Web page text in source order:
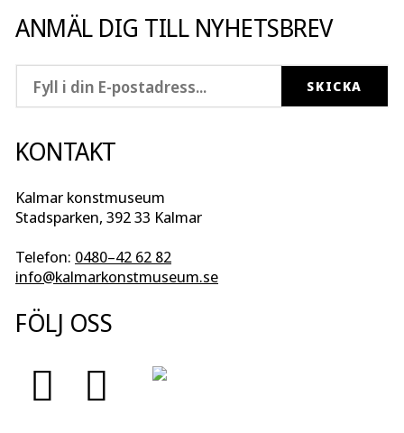
ANMÄL DIG TILL NYHETSBREV
KONTAKT
Kalmar konstmuseum
Stadsparken, 392 33 Kalmar
Telefon: 0480–42 62 82
info@kalmarkonstmuseum.se
FÖLJ OSS